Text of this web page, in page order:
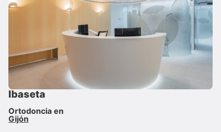
Ibaseta
Ortodoncia en
Gijón